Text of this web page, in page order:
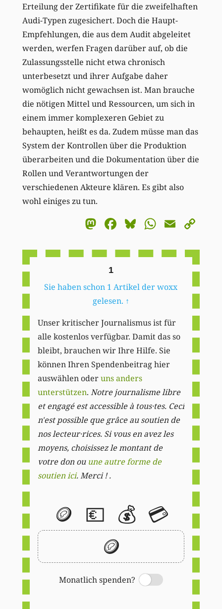
Erteilung der Zertifikate für die zweifelhaften
Audi-Typen zugesichert. Doch die Haupt-
Empfehlungen, die aus dem Audit abgeleitet
werden, werfen Fragen darüber auf, ob die
Zulassungsstelle nicht etwa chronisch
unterbesetzt und ihrer Aufgabe daher
womöglich nicht gewachsen ist. Man brauche
die nötigen Mittel und Ressourcen, um sich in
einem immer komplexeren Gebiet zu
behaupten, heißt es da. Zudem müsse man das
System der Kontrollen über die Produktion
überarbeiten und die Dokumentation über die
Rollen und Verantwortungen der
verschiedenen Akteure klären. Es gibt also
wohl einiges zu tun.
Mastodon
Facebook
BlueskyEmail
1
Sie haben schon 1 Artikel der woxx
gelesen. ↑
Unser kritischer Journalismus ist für
alle kostenlos verfügbar. Damit das so
bleibt, brauchen wir Ihre Hilfe. Sie
können Ihren Spendenbeitrag hier
auswählen oderuns anders
unterstützen. Notre journalisme libre
et engagé est accessible à tous·tes. Ceci
n'est possible que grâce au soutien de
nos lecteur·rices. Si vous en avez les
moyens, choisissez le montant de
votre don ou une autre forme de
soutien ici. Merci ! .
🪙 💶 💰 💳
🪙
Monatlich spenden?
Switch